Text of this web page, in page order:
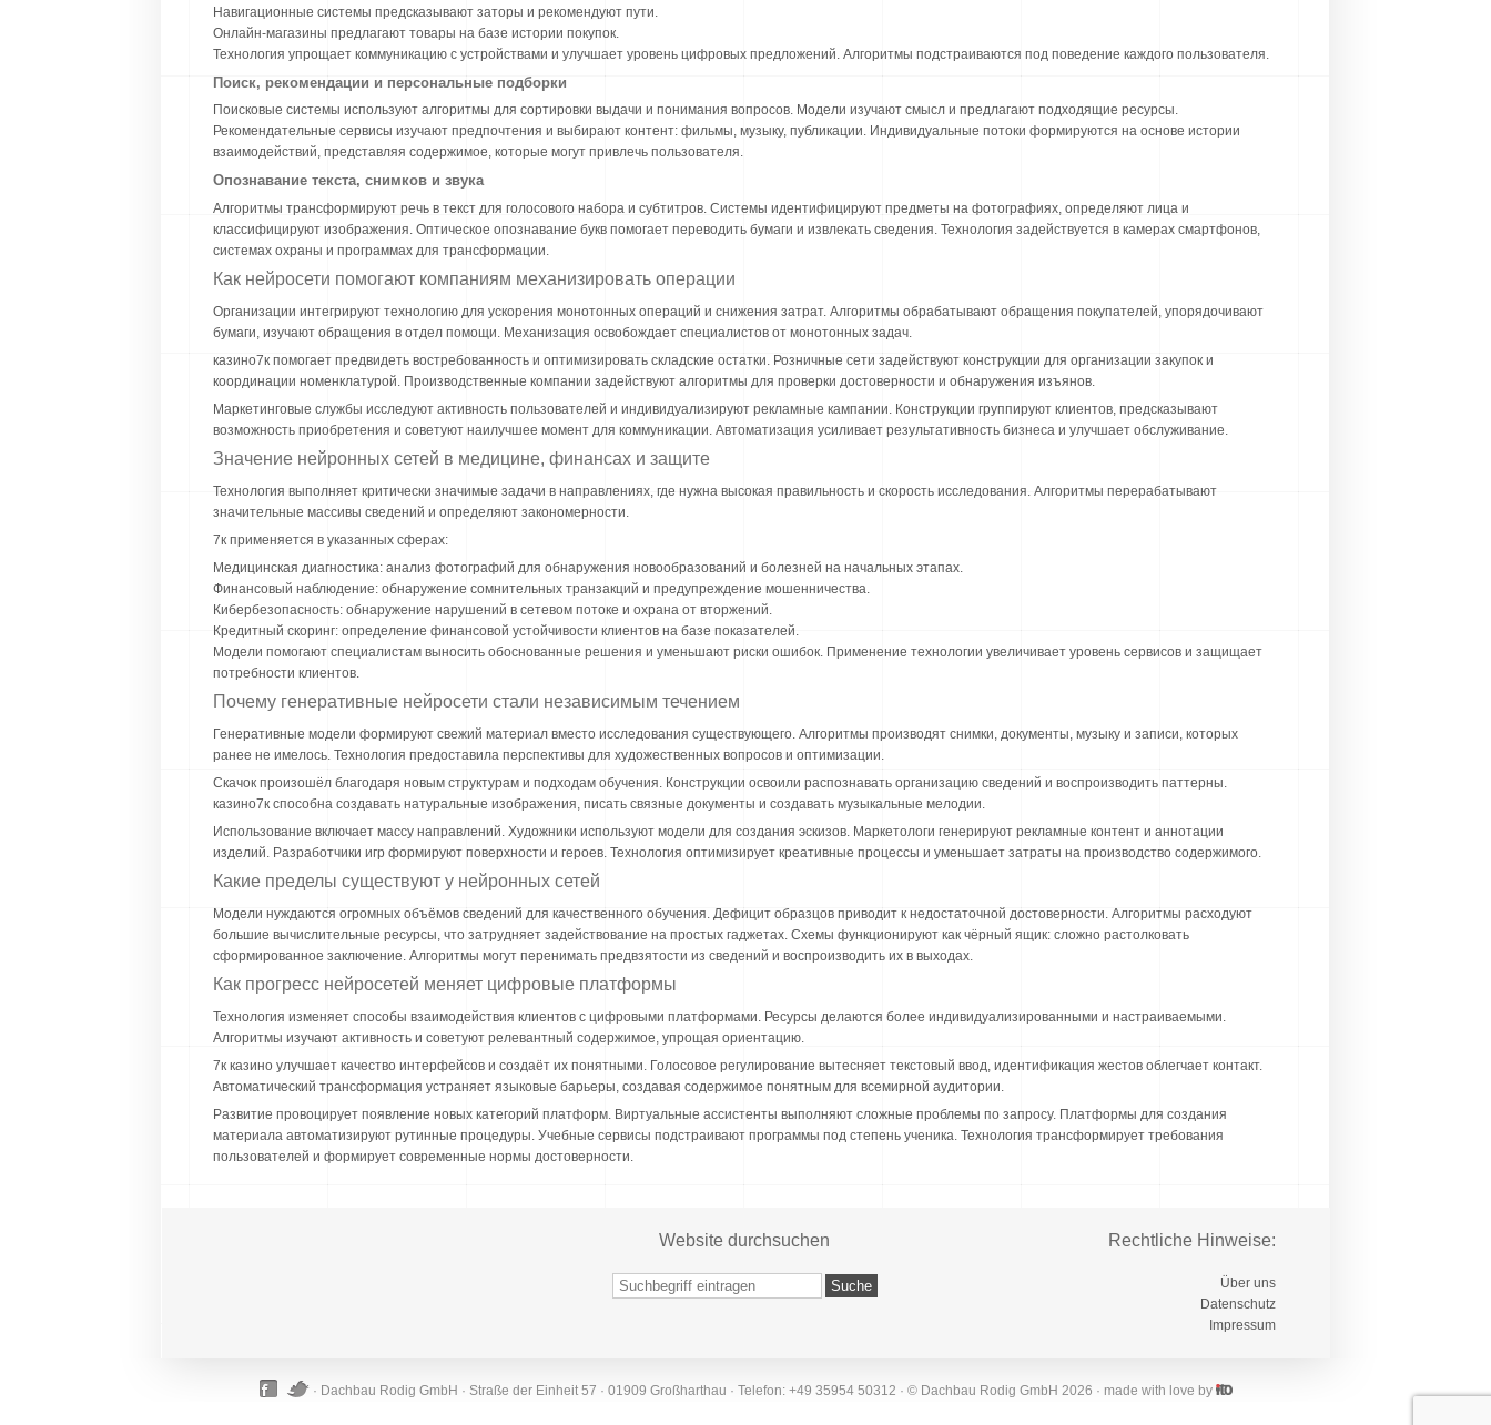
Навигационные системы предсказывают заторы и рекомендуют пути.
Онлайн-магазины предлагают товары на базе истории покупок.
Технология упрощает коммуникацию с устройствами и улучшает уровень цифровых предложений. Алгоритмы подстраиваются под поведение каждого пользователя.
Поиск, рекомендации и персональные подборки
Поисковые системы используют алгоритмы для сортировки выдачи и понимания вопросов. Модели изучают смысл и предлагают подходящие ресурсы.
Рекомендательные сервисы изучают предпочтения и выбирают контент: фильмы, музыку, публикации. Индивидуальные потоки формируются на основе истории
взаимодействий, представляя содержимое, которые могут привлечь пользователя.
Опознавание текста, снимков и звука
Алгоритмы трансформируют речь в текст для голосового набора и субтитров. Системы идентифицируют предметы на фотографиях, определяют лица и
классифицируют изображения. Оптическое опознавание букв помогает переводить бумаги и извлекать сведения. Технология задействуется в камерах смартфонов,
системах охраны и программах для трансформации.
Как нейросети помогают компаниям механизировать операции
Организации интегрируют технологию для ускорения монотонных операций и снижения затрат. Алгоритмы обрабатывают обращения покупателей, упорядочивают
бумаги, изучают обращения в отдел помощи. Механизация освобождает специалистов от монотонных задач.
казино7к помогает предвидеть востребованность и оптимизировать складские остатки. Розничные сети задействуют конструкции для организации закупок и
координации номенклатурой. Производственные компании задействуют алгоритмы для проверки достоверности и обнаружения изъянов.
Маркетинговые службы исследуют активность пользователей и индивидуализируют рекламные кампании. Конструкции группируют клиентов, предсказывают
возможность приобретения и советуют наилучшее момент для коммуникации. Автоматизация усиливает результативность бизнеса и улучшает обслуживание.
Значение нейронных сетей в медицине, финансах и защите
Технология выполняет критически значимые задачи в направлениях, где нужна высокая правильность и скорость исследования. Алгоритмы перерабатывают
значительные массивы сведений и определяют закономерности.
7к применяется в указанных сферах:
Медицинская диагностика: анализ фотографий для обнаружения новообразований и болезней на начальных этапах.
Финансовый наблюдение: обнаружение сомнительных транзакций и предупреждение мошенничества.
Кибербезопасность: обнаружение нарушений в сетевом потоке и охрана от вторжений.
Кредитный скоринг: определение финансовой устойчивости клиентов на базе показателей.
Модели помогают специалистам выносить обоснованные решения и уменьшают риски ошибок. Применение технологии увеличивает уровень сервисов и защищает
потребности клиентов.
Почему генеративные нейросети стали независимым течением
Генеративные модели формируют свежий материал вместо исследования существующего. Алгоритмы производят снимки, документы, музыку и записи, которых
ранее не имелось. Технология предоставила перспективы для художественных вопросов и оптимизации.
Скачок произошёл благодаря новым структурам и подходам обучения. Конструкции освоили распознавать организацию сведений и воспроизводить паттерны.
казино7к способна создавать натуральные изображения, писать связные документы и создавать музыкальные мелодии.
Использование включает массу направлений. Художники используют модели для создания эскизов. Маркетологи генерируют рекламные контент и аннотации
изделий. Разработчики игр формируют поверхности и героев. Технология оптимизирует креативные процессы и уменьшает затраты на производство содержимого.
Какие пределы существуют у нейронных сетей
Модели нуждаются огромных объёмов сведений для качественного обучения. Дефицит образцов приводит к недостаточной достоверности. Алгоритмы расходуют
большие вычислительные ресурсы, что затрудняет задействование на простых гаджетах. Схемы функционируют как чёрный ящик: сложно растолковать
сформированное заключение. Алгоритмы могут перенимать предвзятости из сведений и воспроизводить их в выходах.
Как прогресс нейросетей меняет цифровые платформы
Технология изменяет способы взаимодействия клиентов с цифровыми платформами. Ресурсы делаются более индивидуализированными и настраиваемыми.
Алгоритмы изучают активность и советуют релевантный содержимое, упрощая ориентацию.
7к казино улучшает качество интерфейсов и создаёт их понятными. Голосовое регулирование вытесняет текстовый ввод, идентификация жестов облегчает контакт.
Автоматический трансформация устраняет языковые барьеры, создавая содержимое понятным для всемирной аудитории.
Развитие провоцирует появление новых категорий платформ. Виртуальные ассистенты выполняют сложные проблемы по запросу. Платформы для создания
материала автоматизируют рутинные процедуры. Учебные сервисы подстраивают программы под степень ученика. Технология трансформирует требования
пользователей и формирует современные нормы достоверности.
Website durchsuchen Rechtliche Hinweise:
Über uns
Datenschutz
Impressum
· Dachbau Rodig GmbH · Straße der Einheit 57 · 01909 Großharthau · Telefon: +49 35954 50312 · © Dachbau Rodig GmbH 2026 · made with love by